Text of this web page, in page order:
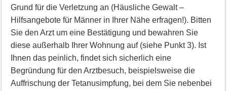
Grund für die Verletzung an (Häusliche Gewalt –
Hilfsangebote für Männer in Ihrer Nähe erfragen!). Bitten
Sie den Arzt um eine Bestätigung und bewahren Sie
diese außerhalb Ihrer Wohnung auf (siehe Punkt 3). Ist
Ihnen das peinlich, findet sich sicherlich eine
Begründung für den Arztbesuch, beispielsweise die
Auffrischung der Tetanusimpfung, bei dem Sie nebenbei